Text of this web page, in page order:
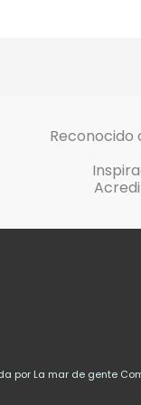
Reconocido
por La mar de gente